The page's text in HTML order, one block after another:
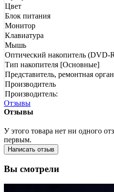
Цвет
Блок питания
Монитор
Клавиатура
Мышь
Оптический накопитель (DVD-
Тип накопителя [Основные]
Представитель, ремонтная
Производитель
Производитель:
Отзывы
Отзывы
У этого товара нет ни одного
первым.
Написать отзыв
Вы смотрели